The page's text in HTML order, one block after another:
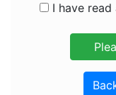
I have